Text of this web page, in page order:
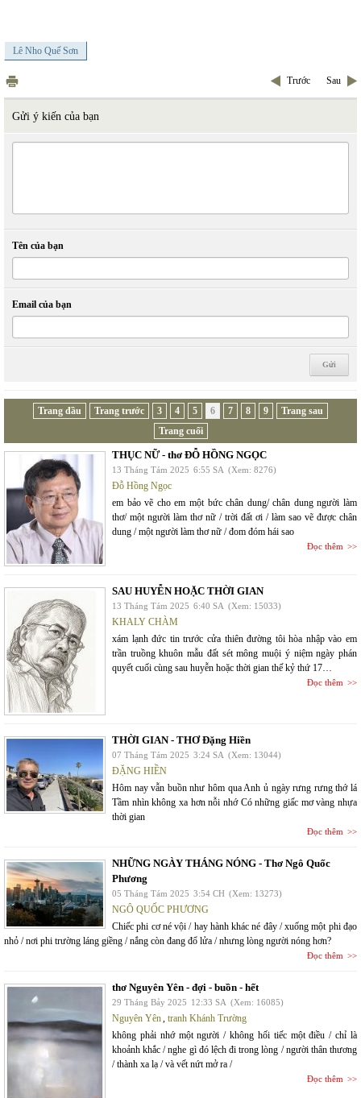
Lê Nho Quế Sơn
Trước Sau
Gửi ý kiến của bạn
Tên của bạn
Email của bạn
Trang đầu Trang trước 3 4 5 6 7 8 9
Trang sau
Trang cuối
THỤC NỮ - thơ ĐỖ HỒNG NGỌC
13 Tháng Tám 2025 6:55 SA (Xem: 8276)
Đỗ Hồng Ngọc
em bảo vẽ cho em một bức chân dung/ chân dung người làm
thơ/ một người làm thơ nữ / trời đất ơi / làm sao vẽ được chân
dung / một người làm thơ nữ / đom đóm hái sao
Đọc thêm
SAU HUYỄN HOẶC THỜI GIAN
13 Tháng Tám 2025 6:40 SA (Xem: 15033)
KHALY CHÀM
xám lạnh đức tin trước cửa thiên đường tôi hòa nhập vào em
trần truồng khuôn mẫu đất sét mông muội ý niệm ngày phán
quyết cuối cùng sau huyễn hoặc thời gian thế kỷ thứ 17…
Đọc thêm
THỜI GIAN - THƠ Đặng Hiền
07 Tháng Tám 2025 3:24 SA (Xem: 13044)
ĐẶNG HIỀN
Hôm nay vẫn buồn như hôm qua Anh ủ ngày rưng rưng thớ lá
Tầm nhìn không xa hơn nỗi nhớ Có những giấc mơ vàng nhựa
thời gian
Đọc thêm
NHỮNG NGÀY THÁNG NÓNG - Thơ Ngô Quốc
Phương
05 Tháng Tám 2025 3:54 CH (Xem: 13273)
NGÔ QUỐC PHƯƠNG
Chiếc phi cơ né vội / hay hành khác né đây / xuống một phi đạo
nhỏ / nơi phi trường láng giềng / nắng còn đang đổ lửa / nhưng lòng người nóng hơn?
Đọc thêm
thơ Nguyên Yên - đợi - buồn - hết
29 Tháng Bảy 2025 12:33 SA (Xem: 16085)
Nguyên Yên, tranh Khánh Trường
không phải nhớ một người / không hối tiếc một điều / chỉ là
khoảnh khắc / nghe gì đó lệch đi trong lòng / người thân thương
/ thành xa lạ / và vết nứt mở ra /
Đọc thêm